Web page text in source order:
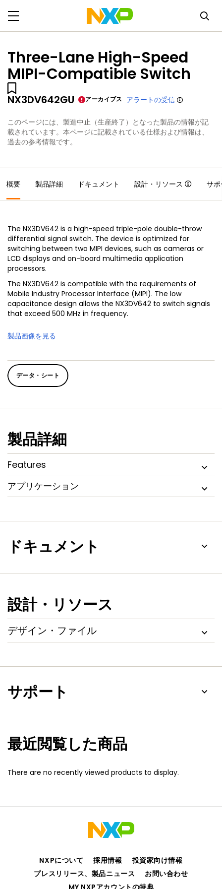
Three-Lane High-Speed
MIPI-Compatible Switch
NX3DV642GU アーカイブス アラートの受信
このページには、製造中止（生産終了）となった製品の情報が記
載されています。本ページに記載されている仕様および情報は、
過去の参考情報です。
概要 製品詳細 ドキュメント 設計・リソース サ
The NX3DV642 is a high-speed triple-pole double-throw
differential signal switch. The device is optimized for
switching between two MIPI devices, such as cameras or
LCD displays and on-board multimedia application
processors.
The NX3DV642 is compatible with the requirements of
Mobile Industry Processor Interface (MIPI). The low
capacitance design allows the NX3DV642 to switch signals
that exceed 500 MHz in frequency.
製品画像を見る
データ・シート
製品詳細
Features
アプリケーション
ドキュメント
設計・リソース
デザイン・ファイル
サポート
最近閲覧した商品
There are no recently viewed products to display.
NXPについて 採用情報
投資家向け情報
プレスリリース、製品ニュース
お問い合わせ
MY NXPアカウントの特典